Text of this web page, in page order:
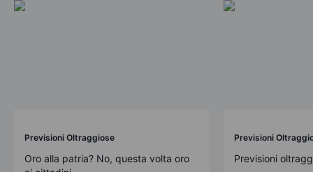
Previsioni Oltraggiose
Oro alla patria? No, questa volta oro
Previsioni
Previsioni